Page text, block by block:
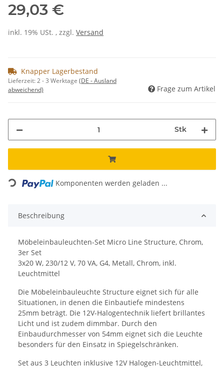
29,03 €
inkl. 19% USt. , zzgl. Versand
Knapper Lagerbestand
Lieferzeit:2 - 3 Werktage (DE - Ausland
abweichend)
Frage zum Artikel
Stk
Loading... Komponenten werden geladen ...
Beschreibung
Möbeleinbauleuchten-Set Micro Line Structure, Chrom,
3er Set
3x20 W, 230/12 V, 70 VA, G4, Metall, Chrom, inkl.
Leuchtmittel
Die Möbeleinbauleuchte Structure eignet sich für alle
Situationen, in denen die Einbautiefe mindestens
25mm beträgt. Die 12V-Halogentechnik liefert brillantes
Licht und ist zudem dimmbar. Durch den
Einbaudurchmesser von 54mm eignet sich die Leuchte
besonders für den Einsatz in Spiegelschränken.
Set aus 3 Leuchten inklusive 12V Halogen-Leuchtmittel,